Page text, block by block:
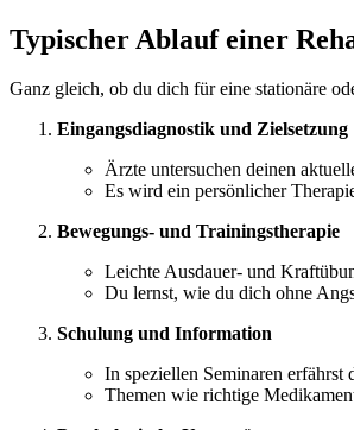
Typischer Ablauf einer
Ganz gleich, ob du dich für eine stationäre
Eingangsdiagnostik und Zielsetzung
Ärzte untersuchen deinen
Es wird ein persönlicher
Bewegungs- und Trainingstherapie
Leichte Ausdauer- und
Du lernst, wie du dich ohne
Schulung und Information
In speziellen Seminaren
Themen wie richtige